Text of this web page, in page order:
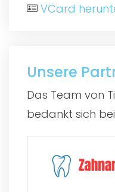
VCard
Unsere
Das Team von
bedankt sich